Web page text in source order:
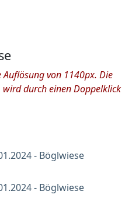
von 1140px. Die
durch einen Doppelklick
- Böglwiese
- Böglwiese